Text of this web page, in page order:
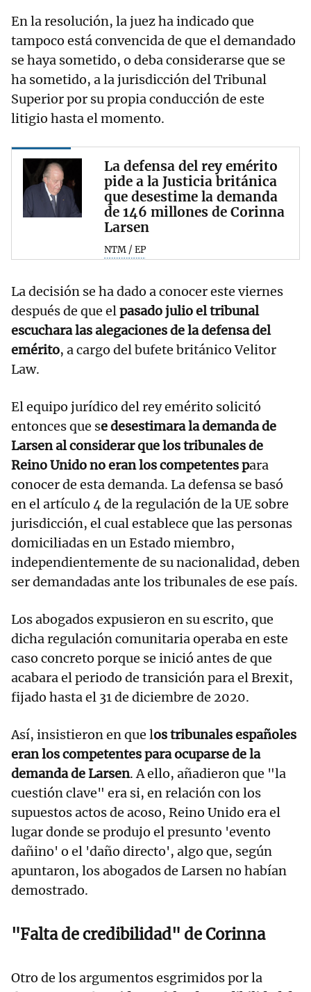
En la resolución, la juez ha indicado que
tampoco está convencida de que el demandado
se haya sometido, o deba considerarse que se
ha sometido, a la jurisdicción del Tribunal
Superior por su propia conducción de este
litigio hasta el momento.
La defensa del rey emérito
pide a la Justicia británica
que desestime la demanda
de 146 millones de Corinna
Larsen
NTM / EP
La decisión se ha dado a conocer este viernes
después de que elpasado julio el tribunal
escuchara las alegaciones de la defensa del
emérito, a cargo del bufete británico Velitor
Law.
El equipo jurídico del rey emérito solicitó
entonces que se desestimara la demanda de
Larsen al considerar que los tribunales de
Reino Unido no eran los competentes para
conocer de esta demanda. La defensa se basó
en el artículo 4 de la regulación de la UE sobre
jurisdicción, el cual establece que las personas
domiciliadas en un Estado miembro,
independientemente de su nacionalidad, deben
ser demandadas ante los tribunales de ese país.
Los abogados expusieron en su escrito, que
dicha regulación comunitaria operaba en este
caso concreto porque se inició antes de que
acabara el periodo de transición para el Brexit,
fijado hasta el 31 de diciembre de 2020.
Así, insistieron en que los tribunales españoles
eran los competentes para ocuparse de la
demanda de Larsen. A ello, añadieron que "la
cuestión clave" era si, en relación con los
supuestos actos de acoso, Reino Unido era el
lugar donde se produjo el presunto 'evento
dañino' o el 'daño directo', algo que, según
apuntaron, los abogados de Larsen no habían
demostrado.
"Falta de credibilidad" de Corinna
Otro de los argumentos esgrimidos por la